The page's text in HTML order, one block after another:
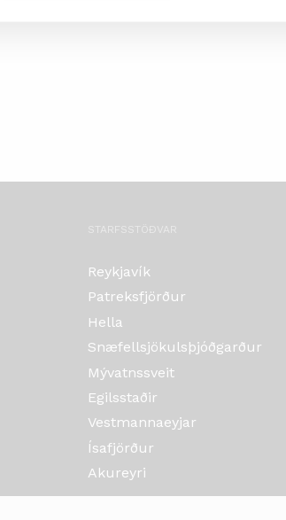
STARFSSTÖÐVAR
Reykjavík
Patreksfjörður
Hella
Snæfellsjökulsþjóðgarður
Mývatnssveit
Egilsstaðir
Vestmannaeyjar
Ísafjörður
Akureyri